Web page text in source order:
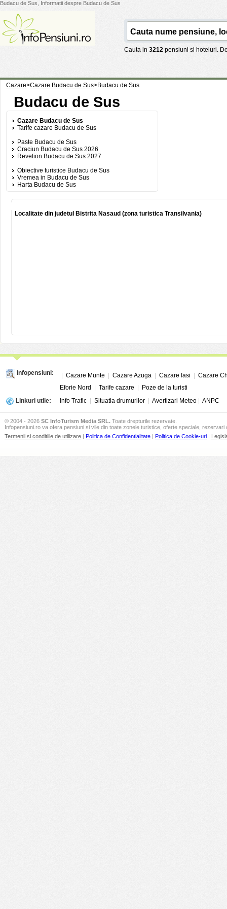
Budacu de Sus, Informatii despre Budacu de Sus
Cauta in 3212 pensiuni si hoteluri.
Cazare>Cazare Budacu de Sus>Budacu de Sus
Budacu de Sus
Cazare Budacu de Sus
Tarife cazare Budacu de Sus
Paste Budacu de Sus
Craciun Budacu de Sus 2026
Revelion Budacu de Sus 2027
Obiective turistice Budacu de Sus
Vremea in Budacu de Sus
Harta Budacu de Sus
Localitate din judetul Bistrita Nasaud (zona turistica Transilvania)
Infopensiuni: Cazare Munte Cazare Azuga Cazare Iasi
Cazare
Eforie Nord
Tarife cazare
Poze de la turisti
Linkuri utile:
Info Trafic Situatia drumurilor Avertizari Meteo ANPC
© 2004 - 2026 SC InfoTurism Media SRL. Toate drepturile rezervate.
Infopensiuni.ro va ofera pensiuni si vile din toate zonele turistice, oferte speciale, rezervari
Termenii si conditiile de utilizare | Politica de Confidentialitate | Politica de Cookie-uri |